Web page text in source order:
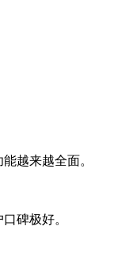
越来越全面。
碑极好。